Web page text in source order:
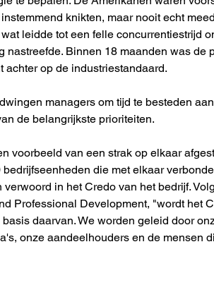
knikten, maar nooit echt
leidde tot een felle concurrentiestrijd
Binnen 18 maanden was de
achter op de industriestandaard.
managers om tijd te besteden
de belangrijkste prioriteiten.
voorbeeld van een strak op elkaar
die met elkaar
in het Credo van het bedrijf.
Professional Development, "wordt het
daarvan. We worden geleid door
onze aandeelhouders en de mensen